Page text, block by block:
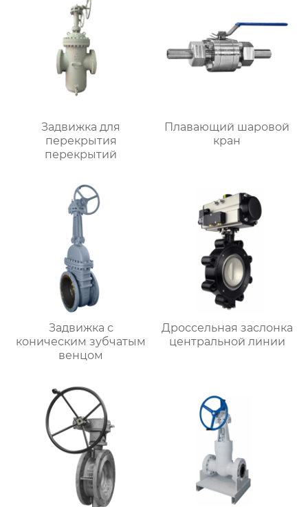
Задвижка для
перекрытия
перекрытий
Плавающий шаровой
кран
Задвижка с
коническим зубчатым
венцом
Дроссельная заслонка
центральной линии